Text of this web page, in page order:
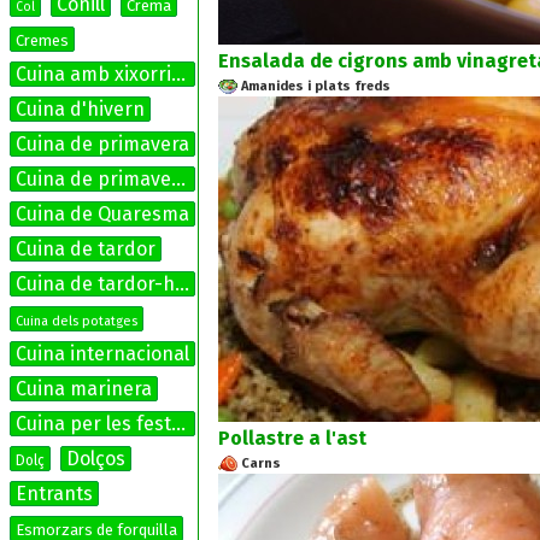
Col
Crema
Cremes
Cuina amb xixorrites
Cuina d'hivern
Cuina de primavera
Cuina de primavera-estiu
Cuina de Quaresma
Cuina de tardor
Cuina de tardor-hivern
Cuina dels potatges
Cuina internacional
Cuina marinera
Cuina per les festes
Dolç
Dolços
Entrants
Esmorzars de forquilla
Ensalada de cigrons amb
Amanides i plats freds
Pollastre a l'ast
Carns